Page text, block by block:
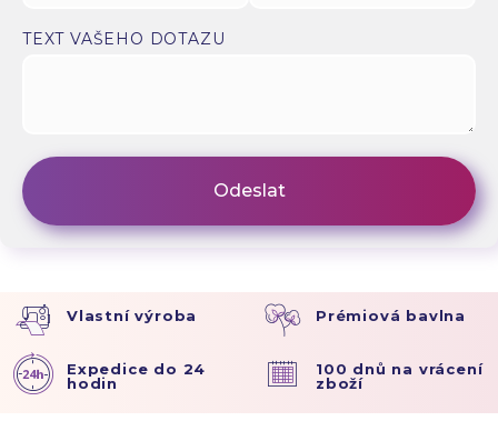
TEXT VAŠEHO DOTAZU
Vlastní výroba Prémiová bavlna
Expedice do 24
hodin
100 dnů na vrácení
zboží